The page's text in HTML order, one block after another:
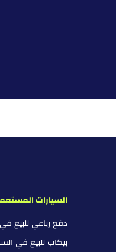
السيارات
دفع رباعي للبيع
بيكاب للبيع في